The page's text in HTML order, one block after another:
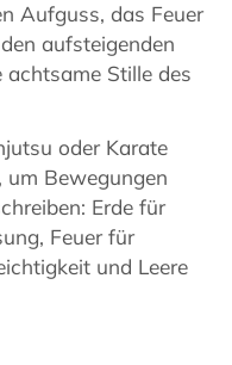
Aufguss, das Feuer
aufsteigenden
achtsame Stille des
oder Karate
um Bewegungen
Erde für
Feuer für
und Leere